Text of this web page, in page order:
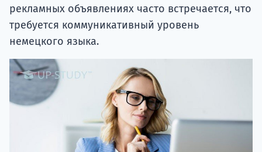
рекламных объявлениях часто встречается, что
требуется коммуникативный уровень
немецкого языка.